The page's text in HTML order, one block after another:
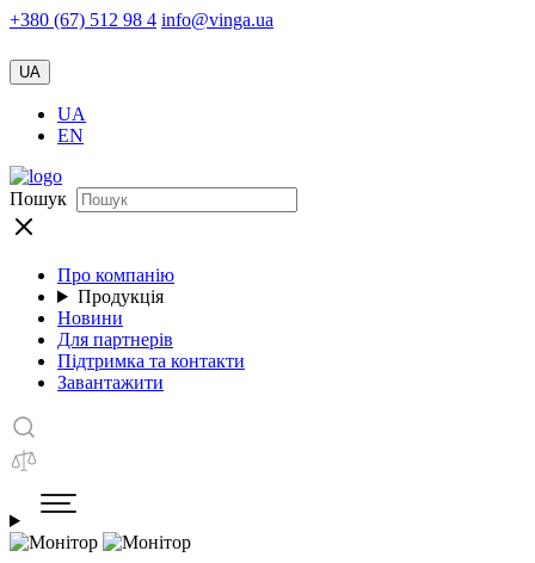
+380 (67) 512 98 4 info@vinga.ua
UA
UA
EN
Пошук
Про компанію
Продукція
Новини
Для партнерів
Підтримка та контакти
Завантажити